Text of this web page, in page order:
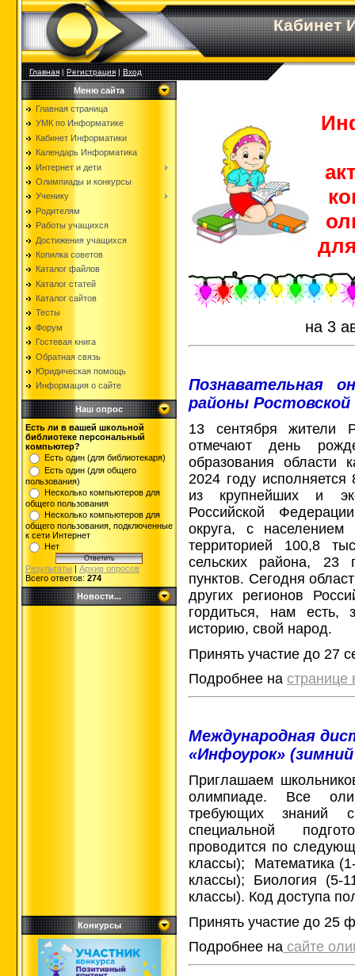
Кабинет
Главная|Регистрация|Вход
Меню сайта
Главная страница
УМК по Информатике
Кабинет Информатики
Календарь Информатика
Интернет и дети
Олимпиады и конкурсы
Ученику
Родителям
Работы учащихся
Достижения учащихся
Копилка советов
Каталог файлов
Каталог статей
Каталог сайтов
Тесты
Форум
Гостевая книга
Обратная связь
Юридическая помощь
Информация о сайте
Наш опрос
Есть ли в вашей школьной
библиотеке персональный
компьютер?
Есть один (для библиотекаря)
Есть один (для общего
пользования)
Несколько компьютеров для
общего пользования
Несколько компьютеров для
общего пользования, подключенные
к сети Интернет
Нет
Результаты | Архив опросов
Всего ответов: 274
Новости...
Конкурсы
на 3
Познавательная
районы Ростовской
13 сентября жители
отмечают день
образования области
2024 году исполняется
из крупнейших и
Российской
округа, с
территорией 100,8
сельских района, 23
пунктов. Сегодня
других регионов
гордиться, нам
историю, свой народ.
Принять участие до 27
Подробнее на странице
Международная
«Инфоурок» (зимний
Приглашаем
олимпиаде. Все
требующих знаний
специальной
проводится по
классы); Математика
классы); Биология
классы). Код доступа
Принять участие до 25
Подробнее на сайте